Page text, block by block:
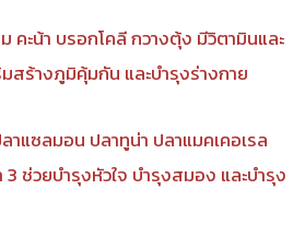
คะน้า บรอกโคลี กวางตุ้ง มีวิตามินและ
สร้างภูมิคุ้มกัน และบำรุงร่างกาย
าแซลมอน ปลาทูน่า ปลาแมคเคอเรล
3 ช่วยบำรุงหัวใจ บำรุงสมอง และบำรุง